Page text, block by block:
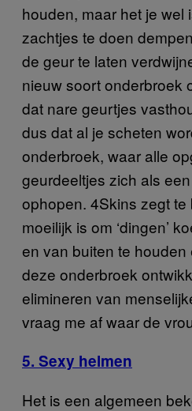
houden, maar het je wel
zachtjes te doen
de geur te laten
nieuw soort onderbroek
dat nare geurtjes
dus dat al je scheten
onderbroek, waar alle
geurdeeltjes zich als
ophopen. 4Skins zegt
moeilijk is om ‘dingen’
en van buiten te
deze onderbroek
elimineren van
vraag me af waar de
5. Sexy helmen
Het is een algemeen